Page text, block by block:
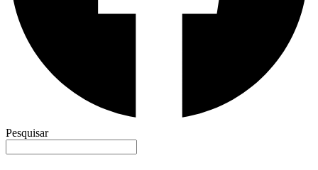
Pesquisar